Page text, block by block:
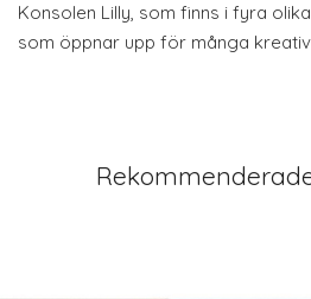
Konsolen Lilly, som finns i fyra
som öppnar upp för många